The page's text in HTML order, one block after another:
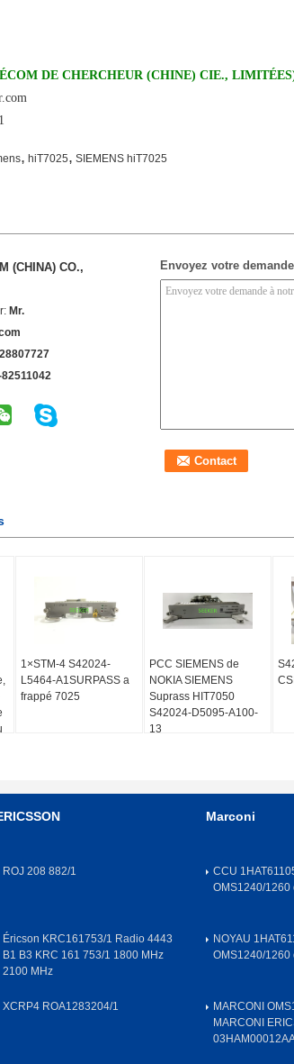
DE CHERCHEUR (CHINE) CIE.,
, hiT7025, SIEMENS hiT7025
(CHINA) CO.,
Mr.
Envoyez votre
1×STM-4 S42024-
L5464-A1SURPASS a
frappé 7025
PCC SIEMENS de
NOKIA SIEMENS
Suprass HIT7050
S42024-D5095-A100-
13
ROJ 208 882/1
Éricson KRC161753/1 Radio 4443
B1 B3 KRC 161 753/1 1800 MHz
2100 MHz
XCRP4 ROA1283204/1
Marconi
CCU
OMS1240/1260
NOYAU
OMS1240/1260
MARCONI
MARCONI